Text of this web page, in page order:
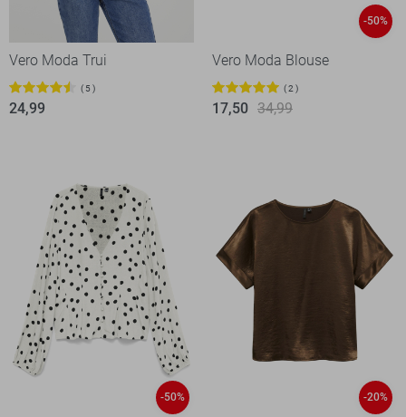
Vero Moda Trui
5
24,99
-50%
Vero Moda Blouse
2
17,50 34,99
-50% -20%